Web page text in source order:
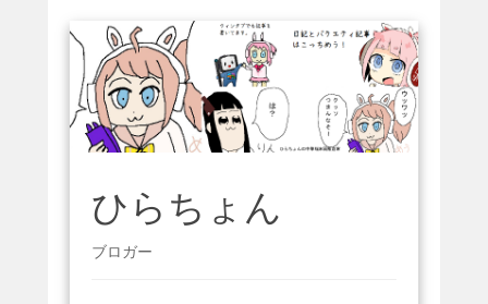
ひらちょん
ブロガー